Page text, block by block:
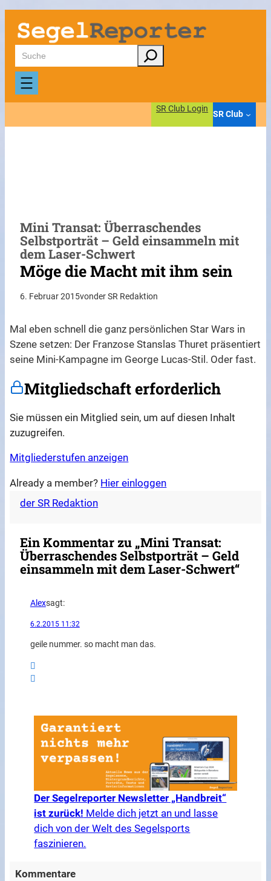
Zum
Inhalt
springen
Suchen
SR Club Login
SR Club
Mini Transat: Überraschendes
Selbstporträt – Geld einsammeln mit
dem Laser-Schwert
Möge die Macht mit ihm sein
6. Februar 2015vonder SR Redaktion
Mal eben schnell die ganz persönlichen Star Wars in
Szene setzen: Der Franzose Stanslas Thuret präsentiert
seine Mini-Kampagne im George Lucas-Stil. Oder fast.
Mitgliedschaft erforderlich
Sie müssen ein Mitglied sein, um auf diesen Inhalt
zuzugreifen.
Mitgliederstufen anzeigen
Already a member? Hier einloggen
der SR Redaktion
Ein Kommentar zu „Mini Transat:
Überraschendes Selbstporträt – Geld
einsammeln mit dem Laser-Schwert“
Alexsagt:
6.2.2015 11:32
geile nummer. so macht man das.
Der Segelreporter Newsletter „Handbreit“
ist zurück! Melde dich jetzt an und lasse
dich von der Welt des Segelsports
faszinieren.
Kommentare